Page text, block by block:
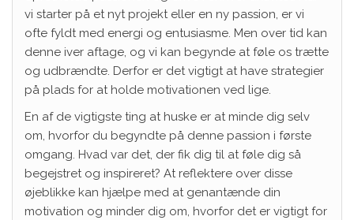
vi starter på et nyt projekt eller en ny passion, er vi
ofte fyldt med energi og entusiasme. Men over tid kan
denne iver aftage, og vi kan begynde at føle os trætte
og udbrændte. Derfor er det vigtigt at have strategier
på plads for at holde motivationen ved lige.
En af de vigtigste ting at huske er at minde dig selv
om, hvorfor du begyndte på denne passion i første
omgang. Hvad var det, der fik dig til at føle dig så
begejstret og inspireret? At reflektere over disse
øjeblikke kan hjælpe med at genantænde din
motivation og minder dig om, hvorfor det er vigtigt for